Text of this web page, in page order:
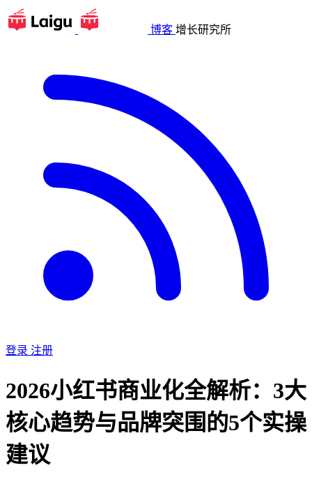
博客 增长研究所
登录 注册
2026小红书商业化全解析：3大
核心趋势与品牌突围的5个实操
建议